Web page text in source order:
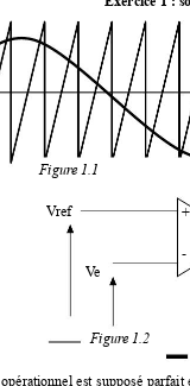
opérationnel est supposé parfait
Vref
Ve
+
-
Figure 1.1
Figure 1.2